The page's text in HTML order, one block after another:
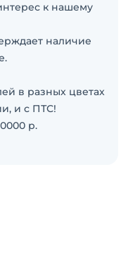
к нашему
наличие
в разных цветах
и с ПТС!
р.